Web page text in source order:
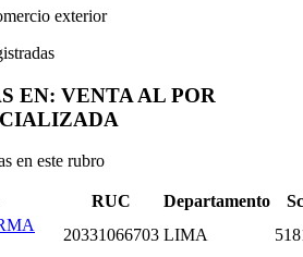
exterior
EN: VENTA AL POR
en este rubro
RUC Departamento
20331066703 LIMA